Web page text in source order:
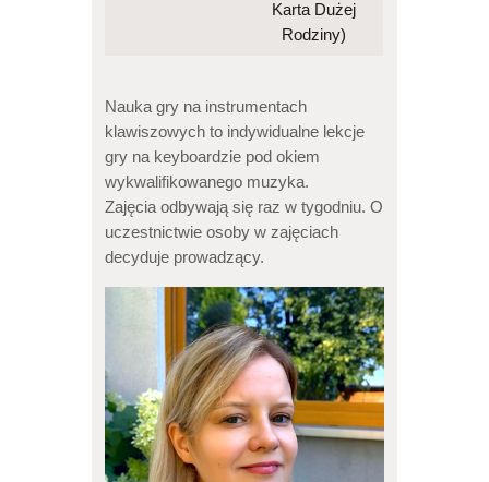
Karta Dużej
Rodziny)
Nauka gry na instrumentach
klawiszowych to indywidualne lekcje
gry na keyboardzie pod okiem
wykwalifikowanego muzyka.
Zajęcia odbywają się raz w tygodniu. O
uczestnictwie osoby w zajęciach
decyduje prowadzący.